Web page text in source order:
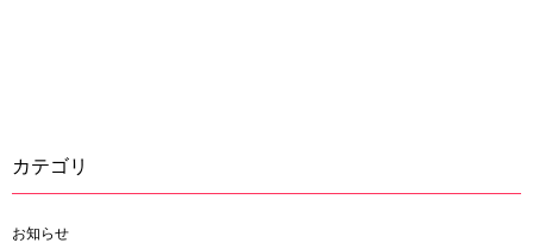
カテゴリ
お知らせ